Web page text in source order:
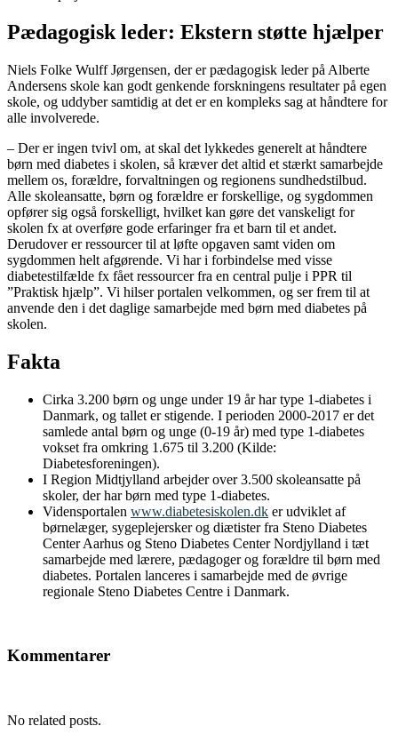
Pædagogisk leder: Ekstern støtte hjælper
Niels Folke Wulff Jørgensen, der er pædagogisk leder på Alberte
Andersens skole kan godt genkende forskningens resultater på egen
skole, og uddyber samtidig at det er en kompleks sag at håndtere for
alle involverede.
– Der er ingen tvivl om, at skal det lykkedes generelt at håndtere
børn med diabetes i skolen, så kræver det altid et stærkt samarbejde
mellem os, forældre, forvaltningen og regionens sundhedstilbud.
Alle skoleansatte, børn og forældre er forskellige, og sygdommen
opfører sig også forskelligt, hvilket kan gøre det vanskeligt for
skolen fx at overføre gode erfaringer fra et barn til et andet.
Derudover er ressourcer til at løfte opgaven samt viden om
sygdommen helt afgørende. Vi har i forbindelse med visse
diabetestilfælde fx fået ressourcer fra en central pulje i PPR til
”Praktisk hjælp”. Vi hilser portalen velkommen, og ser frem til at
anvende den i det daglige samarbejde med børn med diabetes på
skolen.
Fakta
Cirka 3.200 børn og unge under 19 år har type 1-diabetes i
Danmark, og tallet er stigende. I perioden 2000-2017 er det
samlede antal børn og unge (0-19 år) med type 1-diabetes
vokset fra omkring 1.675 til 3.200 (Kilde:
Diabetesforeningen).
I Region Midtjylland arbejder over 3.500 skoleansatte på
skoler, der har børn med type 1-diabetes.
Vidensportalen www.diabetesiskolen.dk er udviklet af
børnelæger, sygeplejersker og diætister fra Steno Diabetes
Center Aarhus og Steno Diabetes Center Nordjylland i tæt
samarbejde med lærere, pædagoger og forældre til børn med
diabetes. Portalen lanceres i samarbejde med de øvrige
regionale Steno Diabetes Centre i Danmark.
Kommentarer
No related posts.